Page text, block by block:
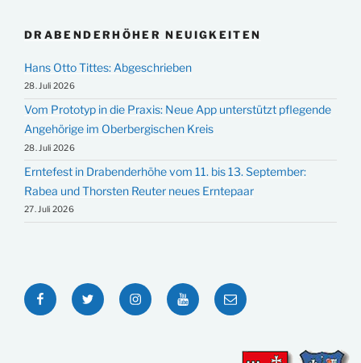
DRABENDERHÖHER NEUIGKEITEN
Hans Otto Tittes: Abgeschrieben
28. Juli 2026
Vom Prototyp in die Praxis: Neue App unterstützt pflegende
Angehörige im Oberbergischen Kreis
28. Juli 2026
Erntefest in Drabenderhöhe vom 11. bis 13. September:
Rabea und Thorsten Reuter neues Erntepaar
27. Juli 2026
FacebookTwitter InstagramYouTubeE-
Mail